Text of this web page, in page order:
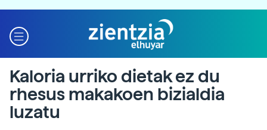
Kaloria urriko dietak ez du
rhesus makakoen bizialdia
luzatu